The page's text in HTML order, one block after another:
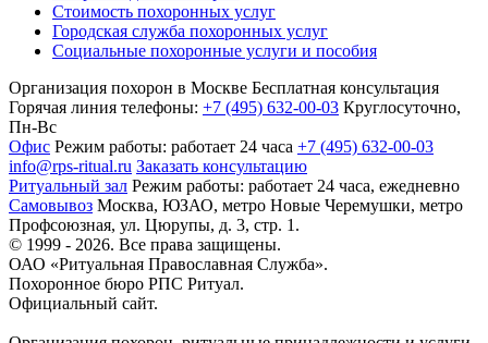
Стоимость похоронных услуг
Городская служба похоронных услуг
Социальные похоронные услуги и пособия
Организация похорон в Москве Бесплатная консультация
Горячая линия телефоны: +7 (495) 632-00-03 Круглосуточно,
Пн-Вс
Офис Режим работы: работает 24 часа +7 (495) 632-00-03
info@rps-ritual.ru Заказать консультацию
Ритуальный зал Режим работы: работает 24 часа, ежедневно
Самовывоз Москва, ЮЗАО, метро Новые Черемушки, метро
Профсоюзная, ул. Цюрупы, д. 3, стр. 1.
© 1999 - 2026. Все права защищены.
ОАО «Ритуальная Православная Служба».
Похоронное бюро РПС Ритуал.
Официальный сайт.